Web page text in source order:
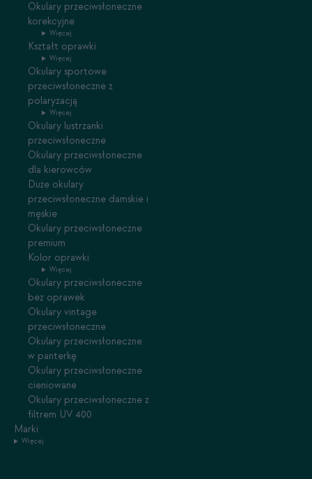
Okulary przeciwsłoneczne
korekcyjne
Więcej
Kształt oprawki
Więcej
Okulary sportowe
przeciwsłoneczne z
polaryzacją
Więcej
Okulary lustrzanki
przeciwsłoneczne
Okulary przeciwsłoneczne
dla kierowców
Duże okulary
przeciwsłoneczne damskie i
męskie
Okulary przeciwsłoneczne
premium
Kolor oprawki
Więcej
Okulary przeciwsłoneczne
bez oprawek
Okulary vintage
przeciwsłoneczne
Okulary przeciwsłoneczne
w panterkę
Okulary przeciwsłoneczne
cieniowane
Okulary przeciwsłoneczne z
filtrem UV 400
Marki
Więcej